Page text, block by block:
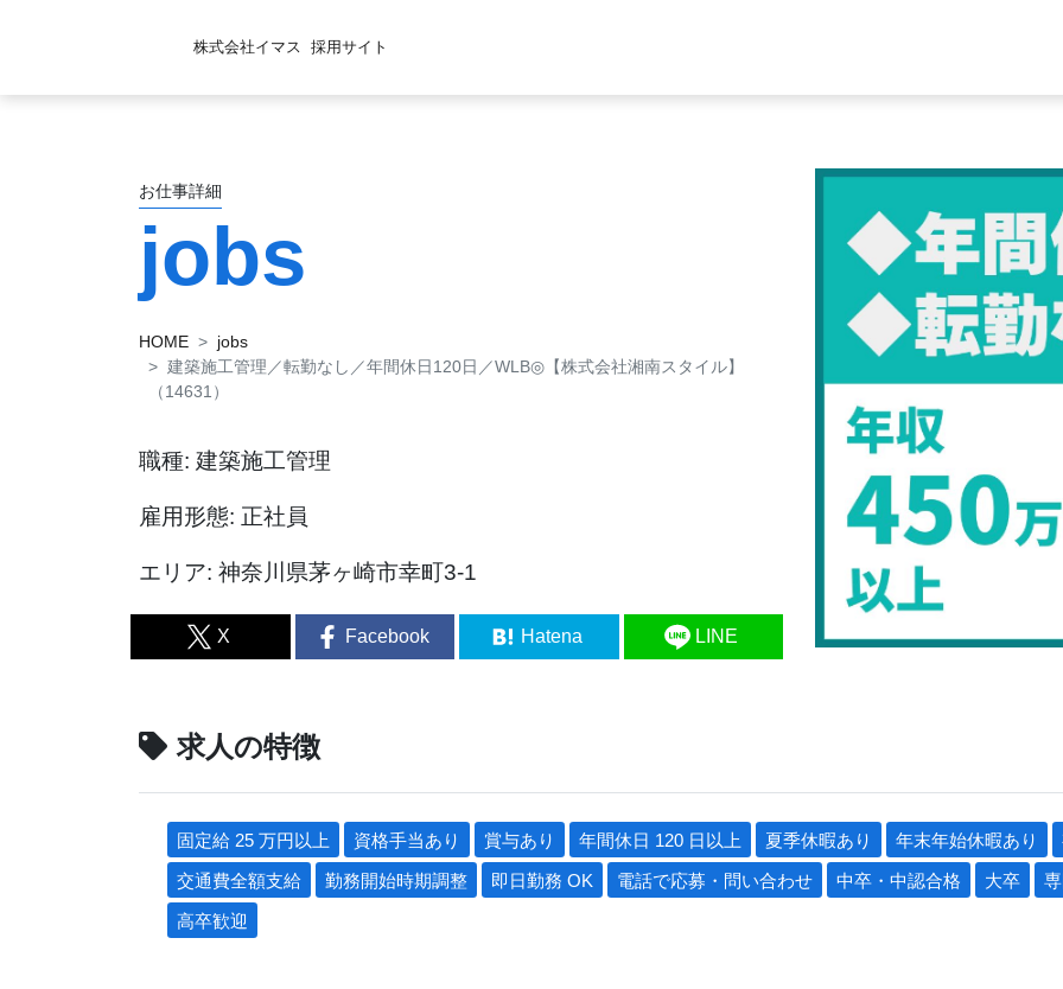
株式会社イマス 採用サイト
お仕事詳細
jobs
HOME
jobs
建築施工管理／転勤なし／年間休日120日／WLB◎【株式会社湘南スタイル】
（14631）
職種: 建築施工管理
雇用形態: 正社員
エリア: 神奈川県茅ヶ崎市幸町3-1
X Facebook Hatena LINE
求人の特徴
固定給 25 万円以上 資格手当あり 賞与あり 年間休日 120 日以上 夏季休暇あり 年末年始休暇あり
交通費全額支給
勤務開始時期調整 即日勤務 OK 電話で応募・問い合わせ 中卒・中認合格 大卒
高卒歓迎